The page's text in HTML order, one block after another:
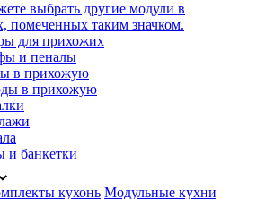
выбрать другие модули в
помеченных таким значком.
для прихожих
и пеналы
в прихожую
в прихожую
и банкетки
кухонь Модульные кухни